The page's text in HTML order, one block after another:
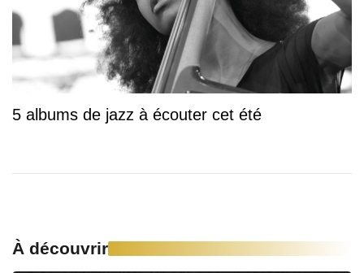
5 albums de jazz à écouter cet été
À découvrir